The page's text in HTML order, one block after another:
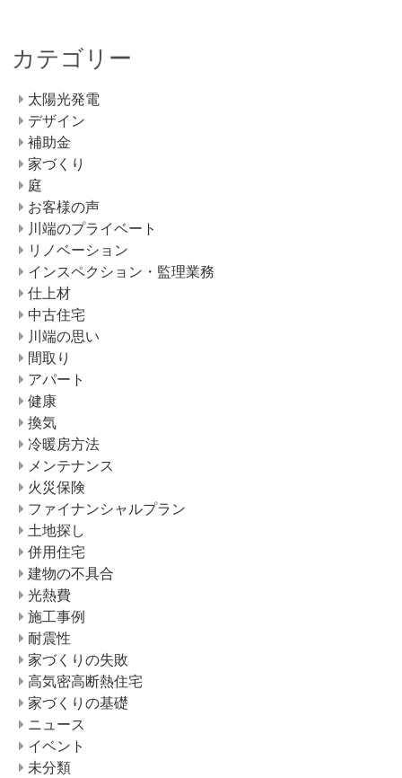
カテゴリー
太陽光発電
デザイン
補助金
家づくり
庭
お客様の声
川端のプライベート
リノベーション
インスペクション・監理業務
仕上材
中古住宅
川端の思い
間取り
アパート
健康
換気
冷暖房方法
メンテナンス
火災保険
ファイナンシャルプラン
土地探し
併用住宅
建物の不具合
光熱費
施工事例
耐震性
家づくりの失敗
高気密高断熱住宅
家づくりの基礎
ニュース
イベント
未分類